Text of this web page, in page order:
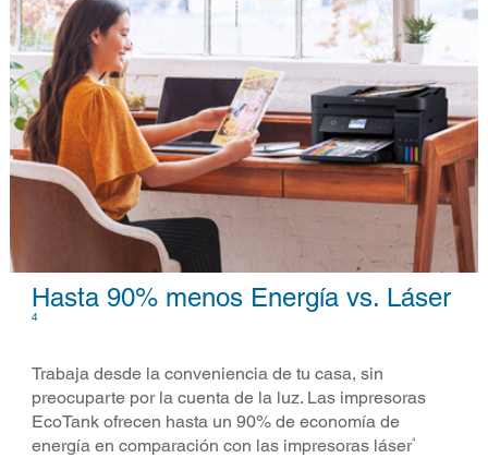
Hasta 90% menos Energía vs. Láser​
4
Trabaja desde la conveniencia de tu casa, sin
preocuparte por la cuenta de la luz. Las impresoras
EcoTank ofrecen hasta un 90% de economía de
energía en comparación con las impresoras láser4